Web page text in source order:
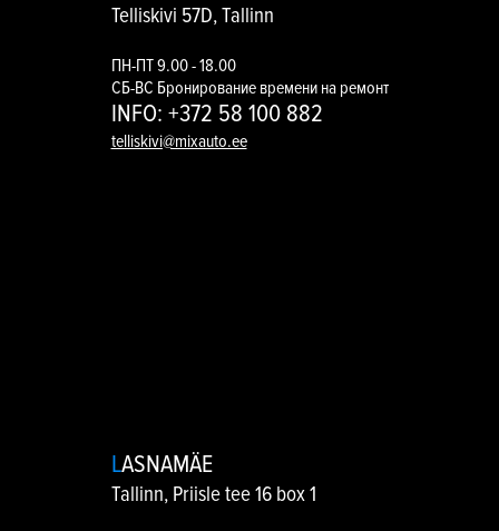
Telliskivi 57D, Tallinn
ПН-ПТ 9.00 - 18.00
СБ-ВС Бронирование времени на ремонт
INFO: +372 58 100 882
telliskivi@mixauto.ee
LASNAMÄE
Tallinn, Priisle tee 16 box 1